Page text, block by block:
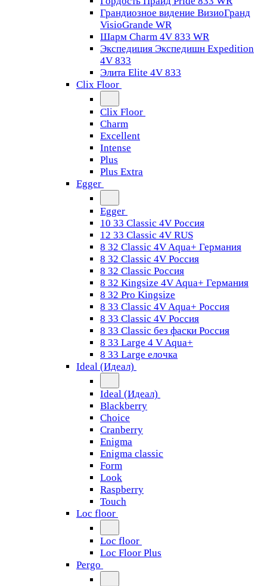
Грандиозное видение ВизиоГранд
VisioGrande WR
Шарм Charm 4V 833 WR
Экспедиция Экспедишн Expedition
4V 833
Элита Elite 4V 833
Clix Floor
Clix Floor
Charm
Excellent
Intense
Plus
Plus Extra
Egger
Egger
10 33 Classic 4V Россия
12 33 Classic 4V RUS
8 32 Classic 4V Aqua+ Германия
8 32 Classic 4V Россия
8 32 Classic Россия
8 32 Kingsize 4V Aqua+ Германия
8 32 Pro Kingsize
8 33 Classic 4V Aqua+ Россия
8 33 Classic 4V Россия
8 33 Classic без фаски Россия
8 33 Large 4 V Aqua+
8 33 Large елочка
Ideal (Идеал)
Ideal (Идеал)
Blackberry
Choice
Cranberry
Enigma
Enigma classic
Form
Look
Raspberry
Touch
Loc floor
Loc floor
Loc Floor Plus
Pergo